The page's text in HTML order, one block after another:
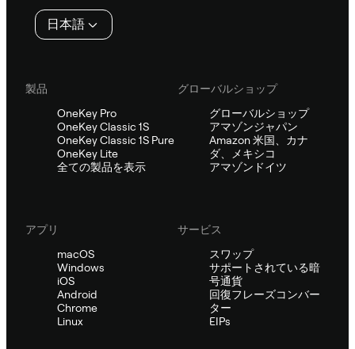
日本語
製品
OneKey Pro
OneKey Classic 1S
OneKey Classic 1S Pure
OneKey Lite
全ての製品を表示
グローバルショップ
グローバルショップ
アマゾンジャパン
Amazon 米国、カナ
ダ、メキシコ
アマゾンドイツ
アプリ
macOS
Windows
iOS
Android
Chrome
Linux
サービス
スワップ
サポートされている暗
号通貨
回復フレーズコンバー
ター
EIPs